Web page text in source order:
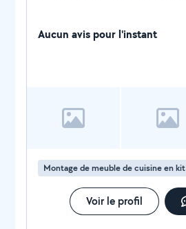
Aucun avis pour l'instant
Montage de meuble de cuisine en kit
Voir le profil